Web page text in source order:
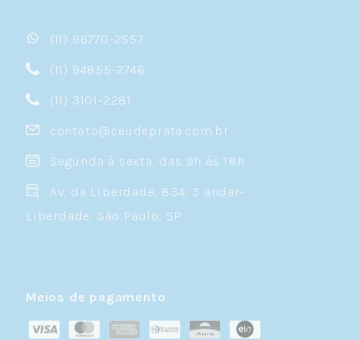
(11) 96770-2557
(11) 94855-2746
(11) 3101-2281
contato@ceudeprata.com.br
Segunda à sexta, das 9h às 18h
Av. da Liberdade, 834, 3 andar-
Liberdade, São Paulo, SP
Meios de pagamento